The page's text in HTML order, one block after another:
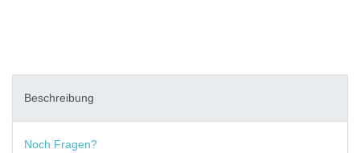
Beschreibung
Noch Fragen?